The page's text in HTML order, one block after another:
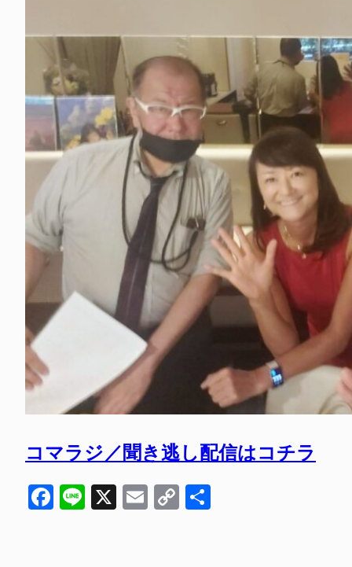
コマラジ／聞き逃し配信はコチラ
Facebook
Line
X EmailCopy